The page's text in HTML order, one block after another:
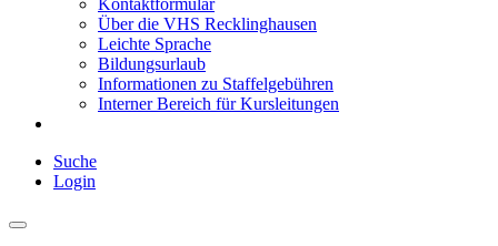
Kontaktformular
Über die VHS Recklinghausen
Leichte Sprache
Bildungsurlaub
Informationen zu Staffelgebühren
Interner Bereich für Kursleitungen
Suche
Login